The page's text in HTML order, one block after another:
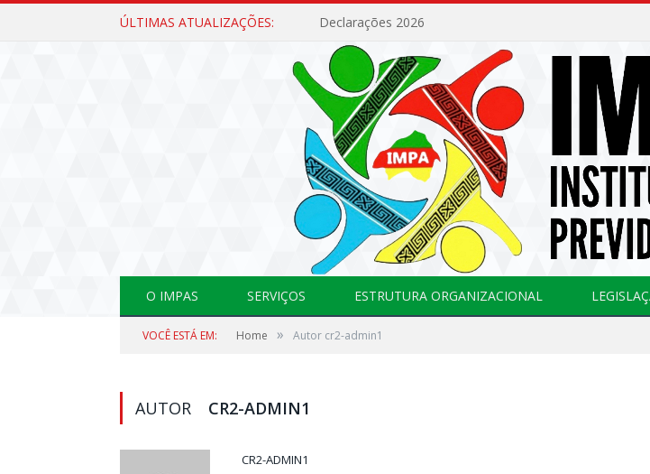
ÚLTIMAS ATUALIZAÇÕES: Declarações 2026
O IMPAS SERVIÇOS ESTRUTURA ORGANIZACIONAL
VOCÊ ESTÁ EM: Home » Autor cr2-admin1
AUTOR CR2-ADMIN1
CR2-ADMIN1